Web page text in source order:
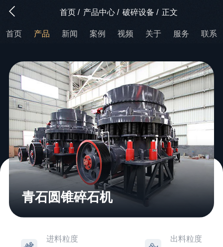
首页 / 产品中心 / 破碎设备 / 正文
首页 产品 新闻 案例 视频 关于 服务 联系
青石圆锥碎石机
进料粒度 出料粒度